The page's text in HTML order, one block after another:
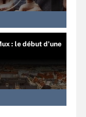
: le début d'une